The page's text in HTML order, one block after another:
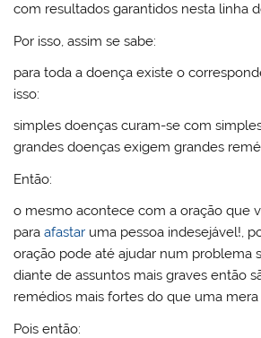
com resultados garantidos nesta linha
Por isso, assim se sabe:
para toda a doença existe o
isso:
simples doenças curam-se com
grandes doenças exigem grandes
Então:
o mesmo acontece com a oração que
paraafastar uma pessoa indesejável!,
oração pode até ajudar num problema
diante de assuntos mais graves então
remédios mais fortes do que uma mera
Pois então: